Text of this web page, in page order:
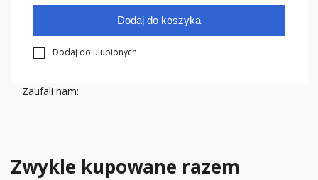
Dodaj do koszyka
Dodaj do ulubionych
Zaufali nam:
Zwykle kupowane razem